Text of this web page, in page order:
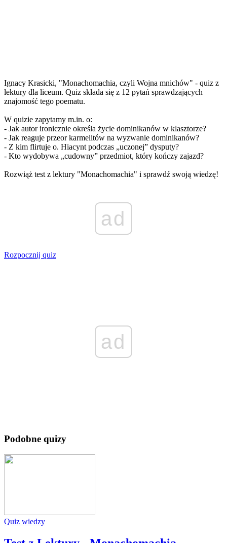
Ignacy Krasicki, "Monachomachia, czyli Wojna mnichów" - quiz z
lektury dla liceum. Quiz składa się z 12 pytań sprawdzających
znajomość tego poematu.
W quizie zapytamy m.in. o:
- Jak autor ironicznie określa życie dominikanów w klasztorze?
- Jak reaguje przeor karmelitów na wyzwanie dominikanów?
- Z kim flirtuje o. Hiacynt podczas „uczonej” dysputy?
- Kto wydobywa „cudowny” przedmiot, który kończy zajazd?
Rozwiąż test z lektury "Monachomachia" i sprawdź swoją wiedzę!
ad
Rozpocznij quiz
ad
Podobne quizy
Quiz wiedzy